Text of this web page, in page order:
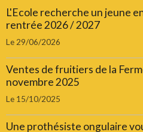
L'Ecole recherche un jeune
rentrée 2026 / 2027
Le 29/06/2026
Ventes de fruitiers de la
novembre 2025
Le 15/10/2025
Une prothésiste ongulaire